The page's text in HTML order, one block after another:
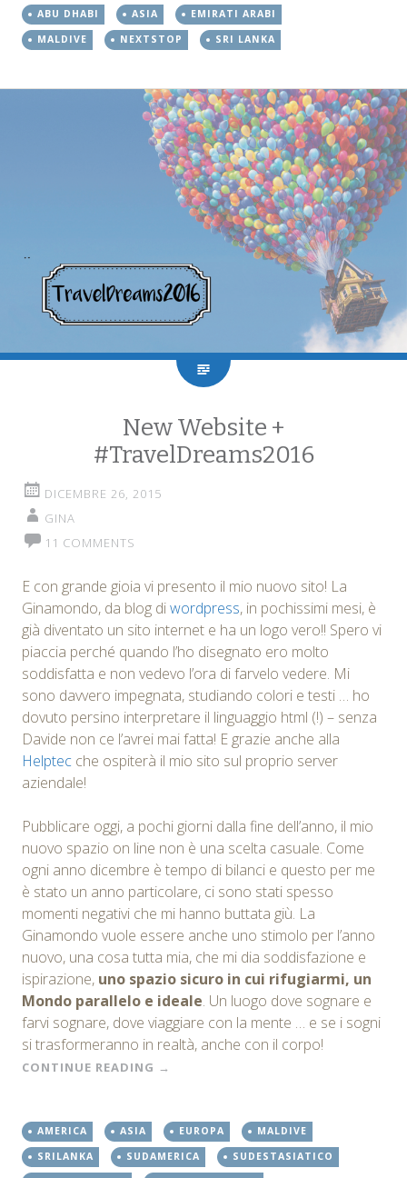
ABU DHABI ASIA
EMIRATI ARABI
MALDIVE
NEXTSTOP SRI LANKA
New Website +
#TravelDreams2016
DICEMBRE 26, 2015
GINA
11 COMMENTS
E con grande gioia vi presento il mio nuovo sito! La
Ginamondo, da blog diwordpress, in pochissimi mesi, è
già diventato un sito internet e ha un logo vero!! Spero vi
piaccia perché quando l’ho disegnato ero molto
soddisfatta e non vedevo l’ora di farvelo vedere. Mi
sono davvero impegnata, studiando colori e testi … ho
dovuto persino interpretare il linguaggio html (!) – senza
Davide non ce l’avrei mai fatta! E grazie anche alla
Helptec che ospiterà il mio sito sul proprio server
aziendale!
Pubblicare oggi, a pochi giorni dalla fine dell’anno, il mio
nuovo spazio on line non è una scelta casuale. Come
ogni anno dicembre è tempo di bilanci e questo per me
è stato un anno particolare, ci sono stati spesso
momenti negativi che mi hanno buttata giù. La
Ginamondo vuole essere anche uno stimolo per l’anno
nuovo, una cosa tutta mia, che mi dia soddisfazione e
ispirazione, uno spazio sicuro in cui rifugiarmi, un
Mondo parallelo e ideale. Un luogo dove sognare e
farvi sognare, dove viaggiare con la mente … e se i sogni
si trasformeranno in realtà, anche con il corpo!
CONTINUE READING →
AMERICA ASIA EUROPA
MALDIVE
SRILANKA
SUDAMERICA
SUDESTASIATICO